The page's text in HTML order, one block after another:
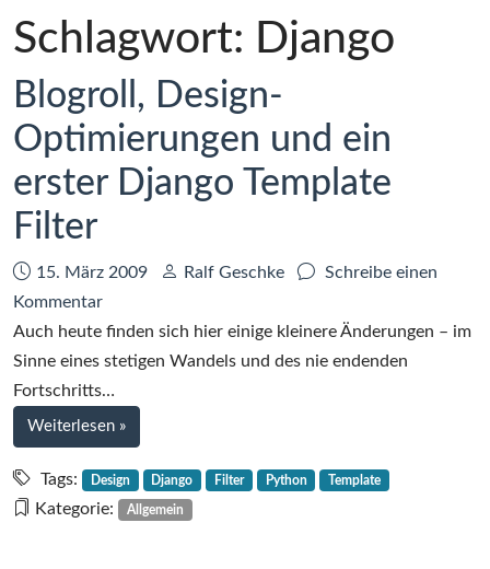
Schlagwort: Django
Blogroll, Design-
Optimierungen und ein
erster Django Template
Filter
Datum:
15. März 2009 Autor:
Ralf Geschke
Schreibe einen
Kommentarzu
Blogroll,
Design-
Optimierungen
und
ein
erster
Django
Auch heute finden sich hier einige kleinere Änderungen – im
Sinne eines stetigen Wandels und des nie endenden
Fortschritts…
Weiterlesen bei
Blogroll,
Design-
Optimierungen
»
Tags: Design Django Filter Python Template
Kategorie: Allgemein